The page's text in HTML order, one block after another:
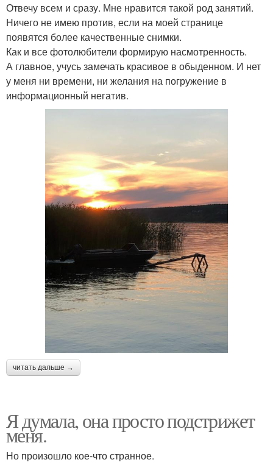
Отвечу всем и сразу. Мне нравится такой род занятий.
Ничего не имею против, если на моей странице
появятся более качественные снимки.
Как и все фотолюбители формирую насмотренность.
А главное, учусь замечать красивое в обыденном. И нет
у меня ни времени, ни желания на погружение в
информационный негатив.
читать дальше →
Я думала, она просто подстрижет
меня.
Но произошло кое-что странное.